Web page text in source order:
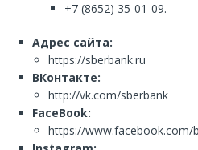
+7 (8652) 35-01-09.
Адрес сайта:
https://sberbank.ru
ВКонтакте:
http://vk.com/sberbank
FaceBook:
https://www.facebook.com/